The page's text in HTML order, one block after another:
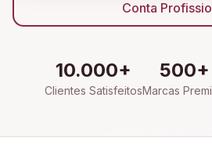
Conta
10.000+
Clientes Satisfeitos
500+
Marcas